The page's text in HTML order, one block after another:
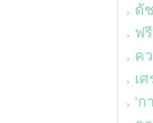
ดั
ฟ
ค
เ
'ก